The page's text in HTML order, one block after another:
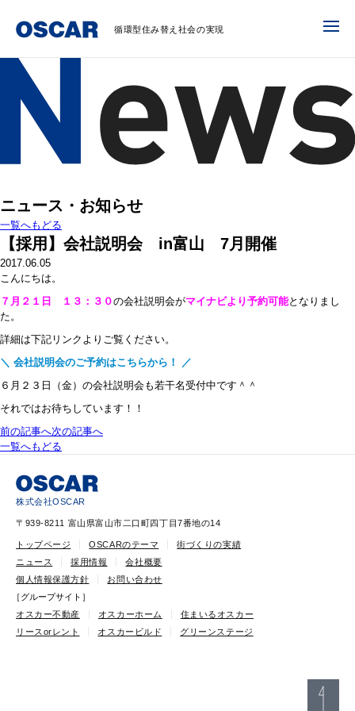
循環型住み替え社会の実現
ニュース・お知らせ
一覧へもどる
【採用】会社説明会 in富山 7月開催
2017.06.05
こんにちは。
７月２１日 １３：３０の会社説明会がマイナビより予約可能となりまし
た。
詳細は下記リンクよりご覧ください。
＼ 会社説明会のご予約はこちらから！ ／
６月２３日（金）の会社説明会も若干名受付中です＾＾
それではお待ちしています！！
前の記事へ次の記事へ
一覧へもどる
株式会社OSCAR
〒939-8211 富山県富山市二口町四丁目7番地の14
トップページ OSCARのテーマ
街づくりの実績
ニュース
採用情報
会社概要
個人情報保護方針
お問い合わせ
［グループサイト］
オスカー不動産
オスカーホーム
住まいるオスカー
リースorレント
オスカービルド グリーンステージ